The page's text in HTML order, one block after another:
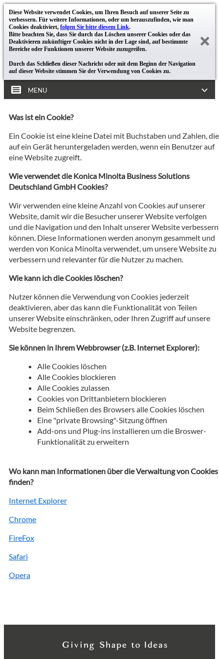
Diese Website verwendet Cookies, um Ihren Besuch auf unserer Seite zu
verbessern. Für weitere Informationen, oder um herauszufinden, wie man
Cookies deaktiviert, folgen Sie bitte diesem Link.
Bitte beachten Sie, dass Sie durch das Löschen unserer Cookies oder das
Deaktivieren zukünftiger Cookies nicht in der Lage sind, auf bestimmte
Bereiche oder Funktionen unserer Website zuzugreifen.
Durch das Schließen dieser Nachricht oder mit dem Beginn der Navigation
auf dieser Website stimmen Sie der Verwendung von Cookies zu.
MENU
Was ist ein Cookie?
Ein Cookie ist eine kleine Datei mit Buchstaben und Zahlen, die
auf ein Gerät heruntergeladen werden, wenn ein Benutzer auf
eine Website zugreift.
Wie verwendet die Konica Minolta Business Solutions
Deutschland GmbH Cookies?
Wir verwenden eine kleine Anzahl von Cookies auf unserer
Website, damit wir die Besucher unserer Website verfolgen
und die Navigation und den Inhalt unserer Website verbessern
können. Diese Informationen werden anonym gesammelt und
werden von Konica Minolta verwendet, um unsere Website zu
verbessern und relevanter für die Nutzer zu machen.
Wie kann ich die Cookies löschen?
Nutzer können die Verwendung von Cookies jederzeit
deaktivieren, aber das kann die Funktionalität von Teilen
unserer Website einschränken, oder Ihren Zugriff auf unsere
Website begrenzen.
Sie können in Ihrem Webbrowser (z.B. Internet Explorer):
Alle Cookies löschen
Alle Cookies blockieren
Alle Cookies zulassen
Cookies von Drittanbietern blockieren
Beim Schließen des Browsers alle Cookies löschen
Eine "private Browsing"-Sitzung öffnen
Add-ons und Plug-ins installieren um die Broswer-
Funktionalität zu erweitern
Wo kann man Informationen über die Verwaltung von Cookies
finden?
Internet Explorer
Chrome
FireFox
Safari
Opera